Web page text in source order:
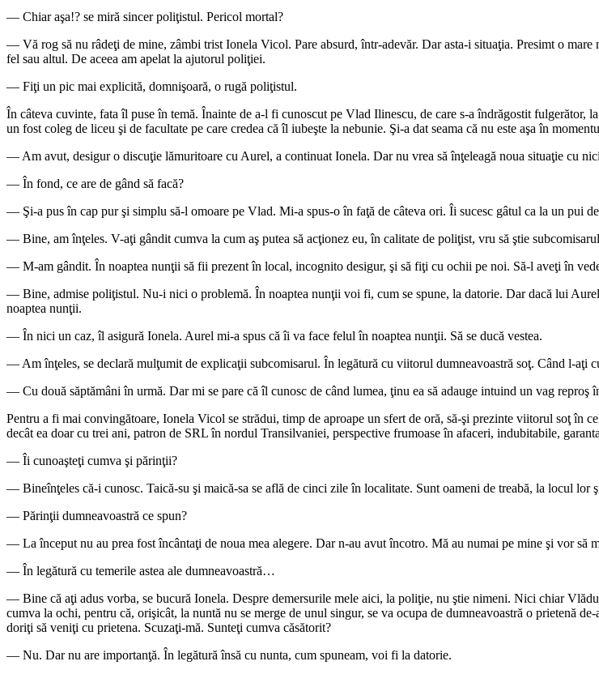
— Chiar aşa!? se miră sincer poliţistul. Pericol mortal?
— Vă rog să nu râdeţi de mine, zâmbi trist Ionela Vicol. Pare absurd, într-adevăr. Dar asta-i situaţia. Presimt o
fel sau altul. De aceea am apelat la ajutorul poliţiei.
— Fiţi un pic mai explicită, domnişoară, o rugă poliţistul.
În câteva cuvinte, fata îl puse în temă. Înainte de a-l fi cunoscut pe Vlad Ilinescu, de care s-a îndrăgostit fulgerător,
un fost coleg de liceu şi de facultate pe care credea că îl iubeşte la nebunie. Şi-a dat seama că nu este aşa în
— Am avut, desigur o discuţie lămuritoare cu Aurel, a continuat Ionela. Dar nu vrea să înţeleagă noua situaţie cu
— În fond, ce are de gând să facă?
— Şi-a pus în cap pur şi simplu să-l omoare pe Vlad. Mi-a spus-o în faţă de câteva ori. Îi sucesc gâtul ca la un pui
— Bine, am înţeles. V-aţi gândit cumva la cum aş putea să acţionez eu, în calitate de poliţist, vru să ştie
— M-am gândit. În noaptea nunţii să fii prezent în local, incognito desigur, şi să fiţi cu ochii pe noi. Să-l aveţi în
— Bine, admise poliţistul. Nu-i nici o problemă. În noaptea nunţii voi fi, cum se spune, la datorie. Dar dacă lui
noaptea nunţii.
— În nici un caz, îl asigură Ionela. Aurel mi-a spus că îi va face felul în noaptea nunţii. Să se ducă vestea.
— Am înţeles, se declară mulţumit de explicaţii subcomisarul. În legătură cu viitorul dumneavoastră soţ. Când l-aţi
— Cu două săptămâni în urmă. Dar mi se pare că îl cunosc de când lumea, ţinu ea să adauge intuind un vag reproş
Pentru a fi mai convingătoare, Ionela Vicol se strădui, timp de aproape un sfert de oră, să-şi prezinte viitorul soţ în
decât ea doar cu trei ani, patron de SRL în nordul Transilvaniei, perspective frumoase în afaceri, indubitabile,
— Îi cunoaşteţi cumva şi părinţii?
— Bineînţeles că-i cunosc. Taică-su şi maică-sa se află de cinci zile în localitate. Sunt oameni de treabă, la locul lor
— Părinţii dumneavoastră ce spun?
— La început nu au prea fost încântaţi de noua mea alegere. Dar n-au avut încotro. Mă au numai pe mine şi vor să
— În legătură cu temerile astea ale dumneavoastră…
— Bine că aţi adus vorba, se bucură Ionela. Despre demersurile mele aici, la poliţie, nu ştie nimeni. Nici chiar
cumva la ochi, pentru că, orişicât, la nuntă nu se merge de unul singur, se va ocupa de dumneavoastră o prietenă
doriţi să veniţi cu prietena. Scuzaţi-mă. Sunteţi cumva căsătorit?
— Nu. Dar nu are importanţă. În legătură însă cu nunta, cum spuneam, voi fi la datorie.